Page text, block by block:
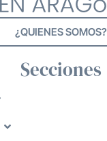
¿QUIENES SOMOS?
Secciones